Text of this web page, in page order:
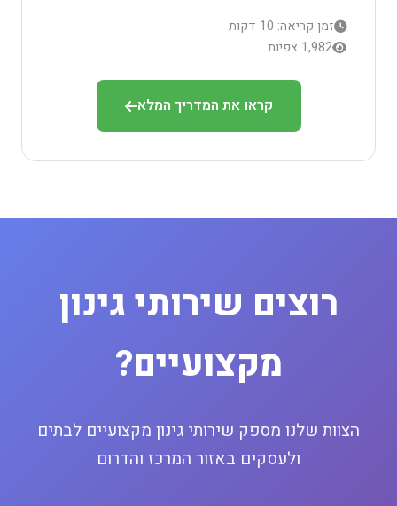
זמן קריאה: 10 דקות
1,982 צפיות
קראו את המדריך המלא
רוצים שירותי גינון
מקצועיים?
הצוות שלנו מספק שירותי גינון מקצועיים לבתים
ולעסקים באזור המרכז והדרום